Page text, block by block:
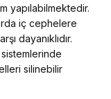
yapılabilmektedir.
iç cephelere
dayanıklıdır.
silinebilir